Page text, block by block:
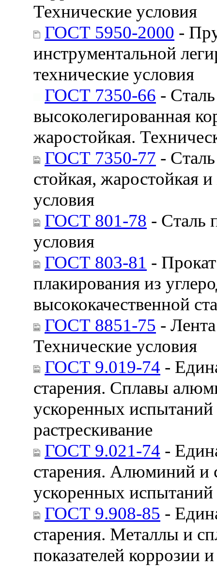
Технические условия
ГОСТ 5950-2000 -
инструментальной
технические условия
ГОСТ 7350-66 -
высоколегированная
жаростойкая.
ГОСТ 7350-77 -
стойкая, жаростойкая
условия
ГОСТ 801-78 - Сталь
условия
ГОСТ 803-81 -
плакирования из
высококачественной
ГОСТ 8851-75 -
Технические условия
ГОСТ 9.019-74 -
старения. Сплавы
ускоренных
растрескивание
ГОСТ 9.021-74 -
старения. Алюминий
ускоренных
ГОСТ 9.908-85 -
старения. Металлы и
показателей коррозии